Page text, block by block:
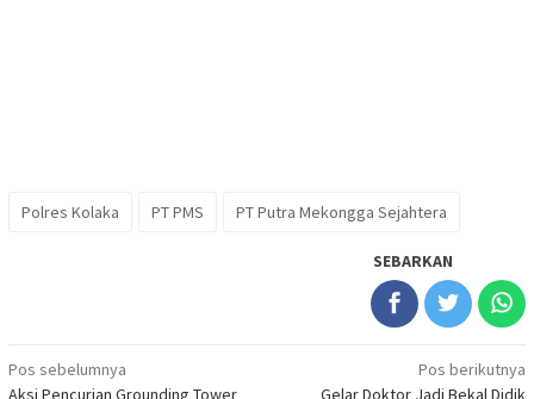
Polres Kolaka PT PMS PT Putra Mekongga Sejahtera
SEBARKAN
Navigasi
Pos sebelumnya
Aksi Pencurian Grounding Tower
Pos berikutnya
Gelar Doktor Jadi Bekal Didik